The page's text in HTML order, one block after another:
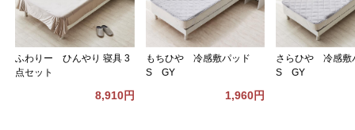
ふわりー ひんやり 寝具 3
点セット
8,910円
もちひや 冷感敷パッド
S GY
1,960円
さらひや 冷感
S GY